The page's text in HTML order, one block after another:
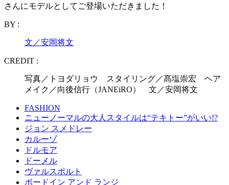
さんにモデルとしてご登場いただきました！
BY :
文／安岡将文
CREDIT :
写真／トヨダリョウ スタイリング／髙塩崇宏 ヘア
メイク／向後信行（JANEiRO） 文／安岡将文
FASHION
ニューノーマルの大人スタイルは“テキトー”がいい!?
ジョン スメドレー
カルーゾ
ドルモア
ドーメル
ヴァルスポルト
ボードイン アンド ランジ